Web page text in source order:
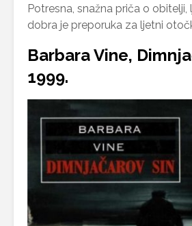
Potresna, snažna priča o obitelji,
dobra je preporuka za ljetni
Barbara Vine,
1999.